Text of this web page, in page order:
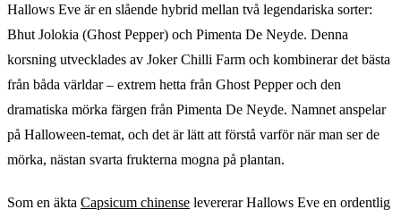
Hallows Eve är en slående hybrid mellan två legendariska sorter:
Bhut Jolokia (Ghost Pepper) och Pimenta De Neyde. Denna
korsning utvecklades av Joker Chilli Farm och kombinerar det bästa
från båda världar – extrem hetta från Ghost Pepper och den
dramatiska mörka färgen från Pimenta De Neyde. Namnet anspelar
på Halloween-temat, och det är lätt att förstå varför när man ser de
mörka, nästan svarta frukterna mogna på plantan.
Som en äkta Capsicum chinense levererar Hallows Eve en ordentlig